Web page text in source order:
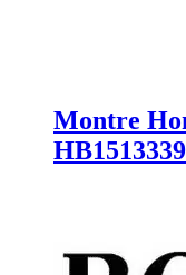
Montre
HB1513339